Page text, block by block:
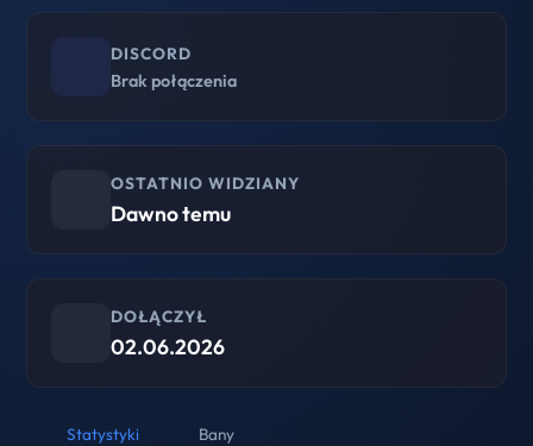
DISCORD
Brak połączenia
OSTATNIO WIDZIANY
Dawno temu
DOŁĄCZYŁ
02.06.2026
Statystyki Bany